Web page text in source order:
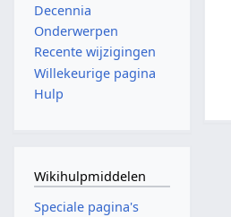
Decennia
Onderwerpen
Recente wijzigingen
Willekeurige pagina
Hulp
Wikihulpmiddelen
Speciale pagina's